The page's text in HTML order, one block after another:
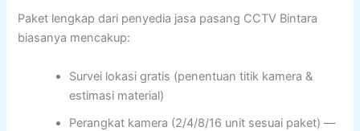
Paket lengkap dari penyedia jasa pasang CCTV Bintara
biasanya mencakup:
Survei lokasi gratis (penentuan titik kamera &
estimasi material)
Perangkat kamera (2/4/8/16 unit sesuai paket) —